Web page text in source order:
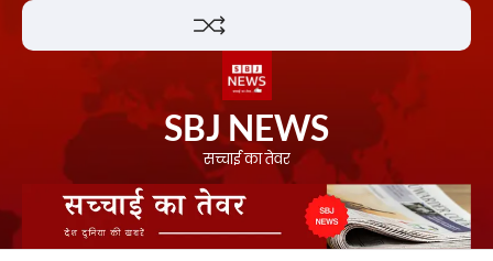
Skip
SBJ NEWS
सच्चाई का तेवर